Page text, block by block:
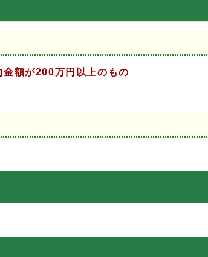
額が200万円以上のもの